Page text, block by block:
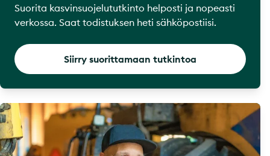
Suorita kasvinsuojelututkinto helposti ja nopeasti
verkossa. Saat todistuksen heti sähköpostiisi.
Siirry suorittamaan tutkintoa